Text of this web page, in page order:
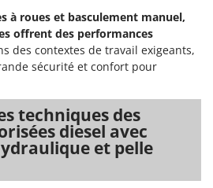
à roues et basculement manuel,
offrent des performances
des contextes de travail exigeants,
sécurité et confort pour
techniques des
diesel avec
et pelle